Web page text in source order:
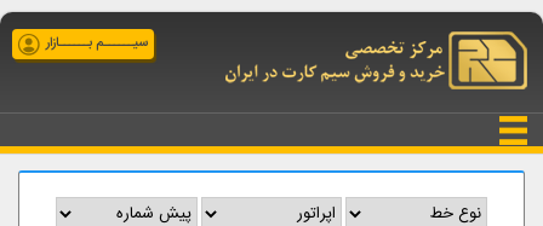
سیــــــم بــــــازار